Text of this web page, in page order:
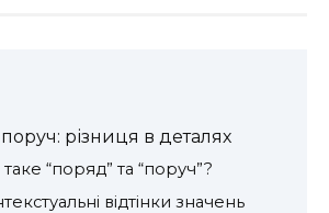
різниця в деталях
“поряд” та “поруч”?
відтінки значень